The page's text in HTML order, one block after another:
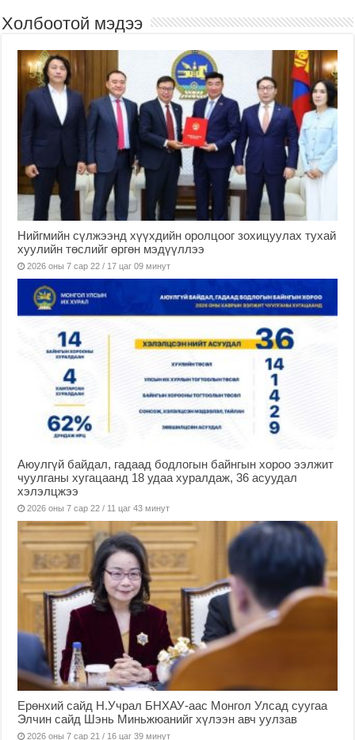
Холбоотой мэдээ
Нийгмийн сүлжээнд хүүхдийн оролцоог зохицуулах тухай
хуулийн төслийг өргөн мэдүүллээ
2026 оны 7 сар 22 / 17 цаг 09 минут
Аюулгүй байдал, гадаад бодлогын байнгын хороо ээлжит
чуулганы хугацаанд 18 удаа хуралдаж, 36 асуудал
хэлэлцжээ
2026 оны 7 сар 22 / 11 цаг 43 минут
Ерөнхий сайд Н.Учрал БНХАУ-аас Монгол Улсад суугаа
Элчин сайд Шэнь Миньжюанийг хүлээн авч уулзав
2026 оны 7 сар 21 / 16 цаг 39 минут